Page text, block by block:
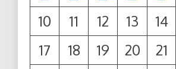
10
11 12 13 14
17
18 19 20 21